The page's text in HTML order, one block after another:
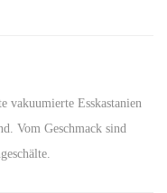
vakuumierte Esskastanien
Vom Geschmack sind